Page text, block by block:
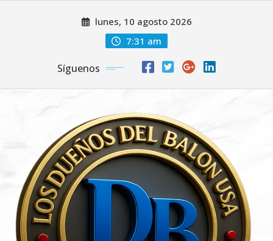
lunes, 10 agosto 2026
7:31 am
Síguenos